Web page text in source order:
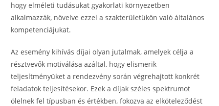
hogy elméleti tudásukat gyakorlati környezetben
alkalmazzák, növelve ezzel a szakterületükön való általános
kompetenciájukat.
Az esemény kihívás díjai olyan jutalmak, amelyek célja a
résztvevők motiválása azáltal, hogy elismerik
teljesítményüket a rendezvény során végrehajtott konkrét
feladatok teljesítésekor. Ezek a díjak széles spektrumot
ölelnek fel típusban és értékben, fokozva az elköteleződést